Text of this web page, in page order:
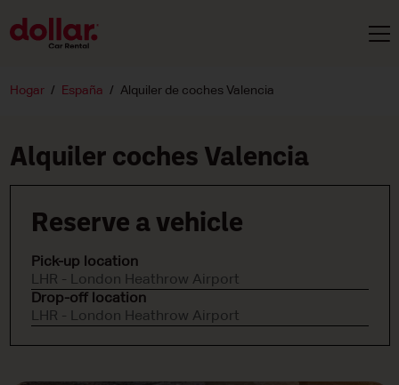
Hogar España Alquiler de coches Valencia
Alquiler coches Valencia
Reserve a vehicle
Pick-up location
LHR - London Heathrow Airport
Drop-off location
LHR - London Heathrow Airport